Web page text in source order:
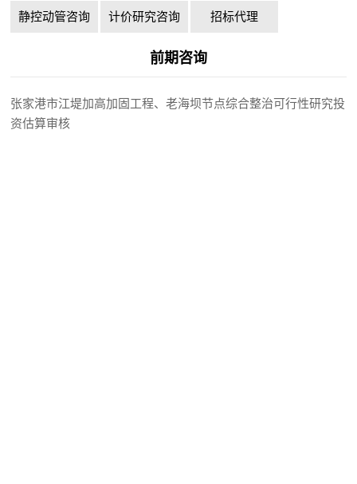
静控动管咨询 计价研究咨询 招标代理
前期咨询
张家港市江堤加高加固工程、老海坝节点综合整治可行性研究投
资估算审核